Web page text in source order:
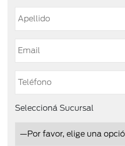
Seleccioná Sucursal